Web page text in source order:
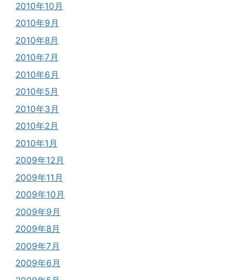
2010年10月
2010年9月
2010年8月
2010年7月
2010年6月
2010年5月
2010年3月
2010年2月
2010年1月
2009年12月
2009年11月
2009年10月
2009年9月
2009年8月
2009年7月
2009年6月